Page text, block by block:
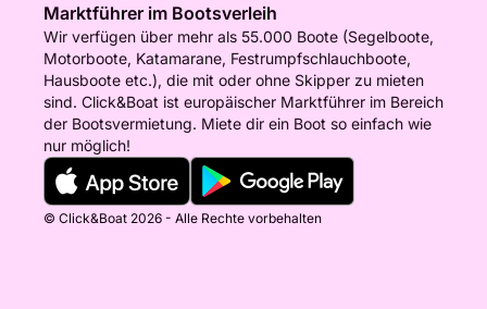
Marktführer im Bootsverleih
Wir verfügen über mehr als 55.000 Boote (Segelboote,
Motorboote, Katamarane, Festrumpfschlauchboote,
Hausboote etc.), die mit oder ohne Skipper zu mieten
sind. Click&Boat ist europäischer Marktführer im Bereich
der Bootsvermietung. Miete dir ein Boot so einfach wie
nur möglich!
© Click&Boat 2026 - Alle Rechte vorbehalten